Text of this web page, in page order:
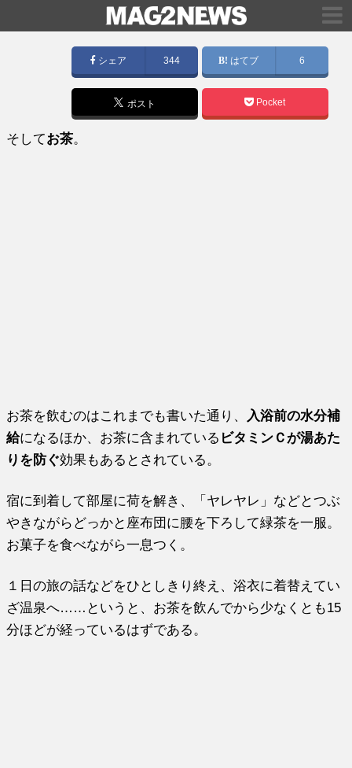
シェア 344 はてブ 6
ポスト Pocket
そしてお茶。
お茶を飲むのはこれまでも書いた通り、
入浴前の水分補
給になるほか、お茶に含まれている ビタミンＣが湯あた
りを防ぐ効果もあるとされている。
宿に到着して部屋に荷を解き、「ヤレヤレ」などとつぶ
やきながらどっかと座布団に腰を下ろして緑茶を一服。
お菓子を食べながら一息つく。
１日の旅の話などをひとしきり終え、浴衣に着替えてい
ざ温泉へ……というと、お茶を飲んでから少なくとも15
分ほどが経っているはずである。